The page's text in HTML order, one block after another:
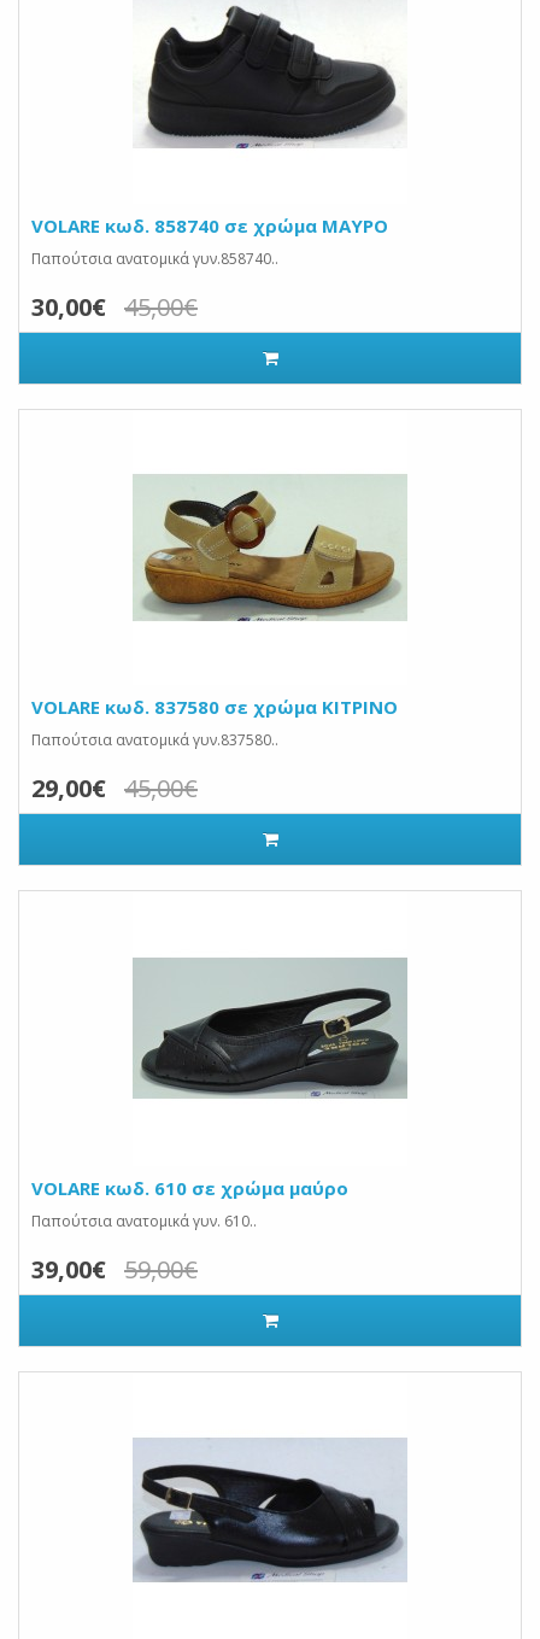
VOLARE κωδ. 858740 σε χρώμα ΜΑΥΡΟ
Παπούτσια ανατομικά γυν.858740..
30,00€ 45,00€
VOLARE κωδ. 837580 σε χρώμα ΚΙΤΡΙΝΟ
Παπούτσια ανατομικά γυν.837580..
29,00€ 45,00€
VOLARE κωδ. 610 σε χρώμα μαύρο
Παπούτσια ανατομικά γυν. 610..
39,00€ 59,00€